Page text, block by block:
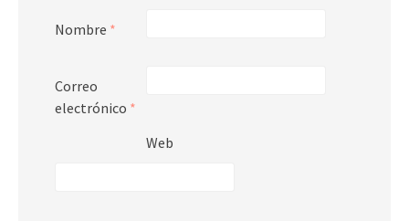
Nombre *
Correo
electrónico *
Web